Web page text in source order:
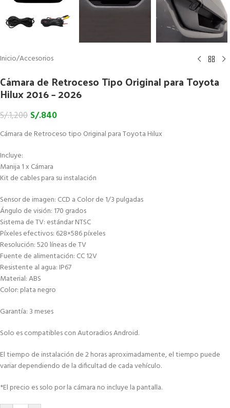
Inicio/Accesorios
Cámara de Retroceso Tipo Original para Toyota
Hilux 2016 – 2026
S/.1,200 S/.840
Cámara de Retroceso tipo Original para Toyota Hilux
Incluye:
Manija 1 x Cámara
Kit de cables para su instalación
Sensor de imagen: CCD a Color de 1/3 pulgadas
Ángulo de visión: 170 grados
Sistema de TV: estándar NTSC
Píxeles efectivos: 628×586 píxeles
Resolución: 520 líneas de TV
Fuente de alimentación: CC 12V
Resistente al agua: IP67
Material: ABS
Color: plata negro
Garantía: 3 meses
Solo es compatibles con Autoradios Android.
El tiempo de instalación de 2 horas aproximadamente, el tiempo puede
variar dependiendo de la dificultad de cada vehículo.
*El precio es solo por la cámara no incluye la pantalla.